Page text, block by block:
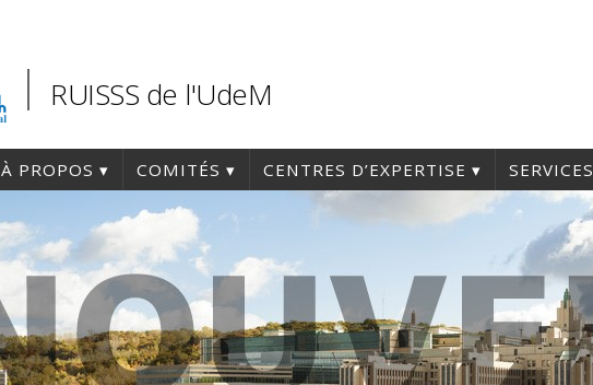
RUISSS de l'UdeM
À PROPOS COMITÉS CENTRES D’EXPERTISE SERVICES